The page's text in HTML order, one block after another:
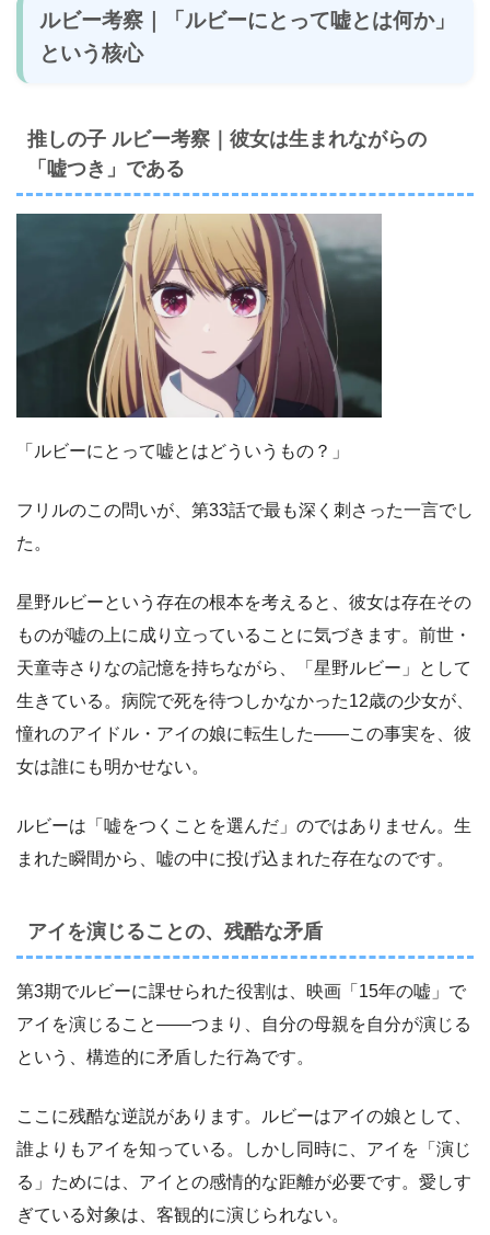
ルビー考察｜「ルビーにとって嘘とは何か」
という核心
推しの子 ルビー考察｜彼女は生まれながらの
「嘘つき」である
「ルビーにとって嘘とはどういうもの？」
フリルのこの問いが、第33話で最も深く刺さった一言でし
た。
星野ルビーという存在の根本を考えると、彼女は存在その
ものが嘘の上に成り立っていることに気づきます。前世・
天童寺さりなの記憶を持ちながら、「星野ルビー」として
生きている。病院で死を待つしかなかった12歳の少女が、
憧れのアイドル・アイの娘に転生した——この事実を、彼
女は誰にも明かせない。
ルビーは「嘘をつくことを選んだ」のではありません。生
まれた瞬間から、嘘の中に投げ込まれた存在なのです。
アイを演じることの、残酷な矛盾
第3期でルビーに課せられた役割は、映画「15年の嘘」で
アイを演じること——つまり、自分の母親を自分が演じる
という、構造的に矛盾した行為です。
ここに残酷な逆説があります。ルビーはアイの娘として、
誰よりもアイを知っている。しかし同時に、アイを「演じ
る」ためには、アイとの感情的な距離が必要です。愛しす
ぎている対象は、客観的に演じられない。